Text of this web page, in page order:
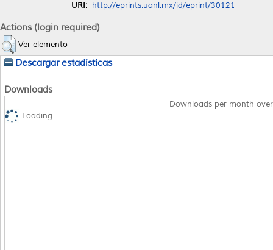
URI: http://eprints.uanl.mx/id/eprint/30121
Actions (login required)
Ver elemento
Descargar estadísticas
Downloads
Downloads per month
Loading...